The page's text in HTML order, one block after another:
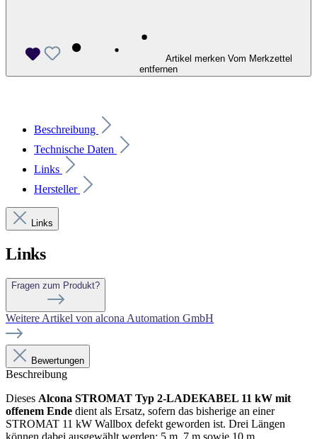
Artikel merken Vom Merkzettel
entfernen
Beschreibung
Technische Daten
Links
Hersteller
Links
Links
Fragen zum Produkt?
Weitere Artikel von alcona Automation GmbH
Bewertungen
Beschreibung
Dieses Alcona STROMAT Typ 2-LADEKABEL 11 kW mit
offenem Ende dient als Ersatz, sofern das bisherige an einer
STROMAT 11 kW Wallbox defekt geworden ist. Drei Längen
können dabei ausgewählt werden: 5 m, 7 m sowie 10 m.